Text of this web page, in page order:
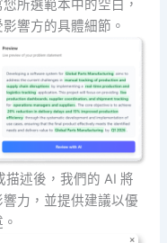
所選範本中的空白，
響方的具體細節。
描述後，我們的 AI 將
力，並提供建議以優